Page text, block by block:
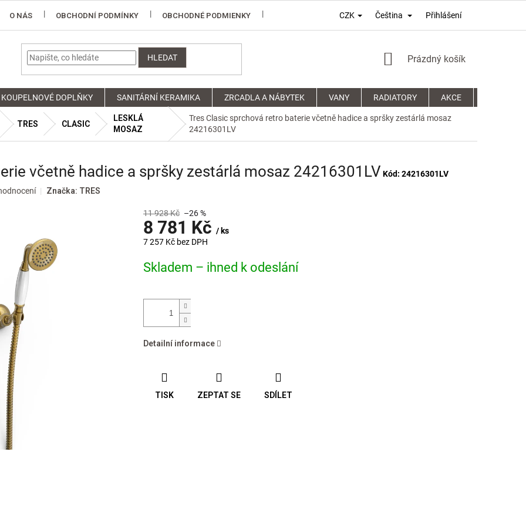
O NÁS OBCHODNÍ PODMÍNKY OBCHODNÉ PODMIENKY PODMÍNKY OCHRANY OSOBNÍCH ÚDAJŮ REKLAMAČNÍ ŘÁD
CZK Čeština Přihlášení
HLEDAT
NÁKUPNÍ
Prázdný košík
KOUPELNOVÉ DOPLŇKY SANITÁRNÍ KERAMIKA ZRCADLA A NÁBYTEK VANY RADIATORY AKCE
TRES CLASIC
LESKLÁ
MOSAZ
Tres Clasic sprchová retro baterie včetně hadice a spršky zestárlá mosaz
24216301LV
včetně hadice a spršky zestárlá mosaz 24216301LV Kód: 24216301LV
Značka: TRES
11 928 Kč –26 %
8 781 Kč / ks
7 257 Kč bez DPH
cena:
Skladem – ihned k odeslání
Detailní informace
TISK ZEPTAT SE SDÍLET